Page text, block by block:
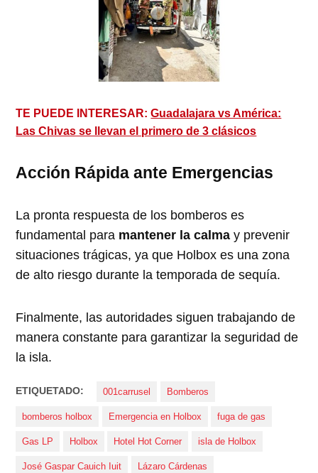
TE PUEDE INTERESAR:Guadalajara vs América:
Las Chivas se llevan el primero de 3 clásicos
Acción Rápida ante Emergencias
La pronta respuesta de los bomberos es
fundamental para mantener la calma y prevenir
situaciones trágicas, ya que Holbox es una zona
de alto riesgo durante la temporada de sequía.
Finalmente, las autoridades siguen trabajando de
manera constante para garantizar la seguridad de
la isla.
ETIQUETADO: 001carrusel Bomberos
bomberos holbox Emergencia en Holbox fuga de gas
Gas LP Holbox Hotel Hot Corner isla de Holbox
José Gaspar Cauich Iuit Lázaro Cárdenas